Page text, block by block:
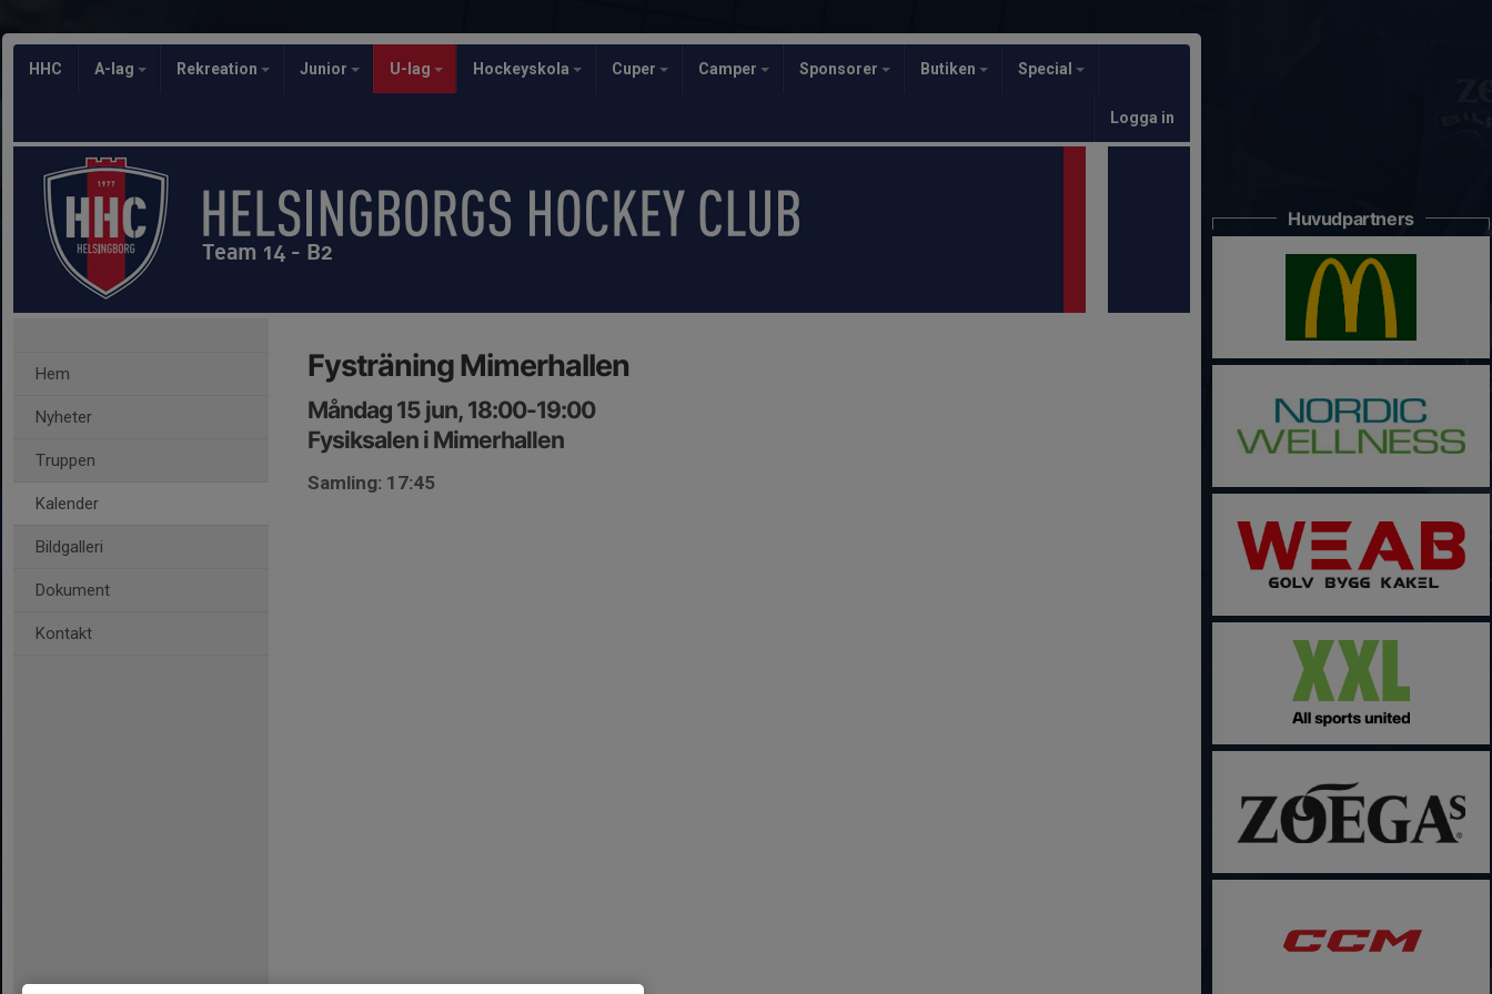
HHC A-lag Rekreation Junior U-lag Hockeyskola Cuper Camper Sponsorer Butiken Special
Logga in
Team 14 - B2
Hem
Nyheter
Truppen
Kalender
Bildgalleri
Dokument
Kontakt
Fysträning Mimerhallen
Måndag 15 jun, 18:00-19:00
Fysiksalen i Mimerhallen
Samling: 17:45
Huvudpartners